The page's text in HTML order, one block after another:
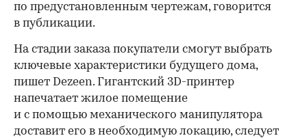
по предустановленным чертежам, говорится
в публикации.
На стадии заказа покупатели смогут выбрать
ключевые характеристики будущего дома,
пишет Dezeen. Гигантский 3D-принтер
напечатает жилое помещение
и с помощью механического манипулятора
доставит его в необходимую локацию, следует